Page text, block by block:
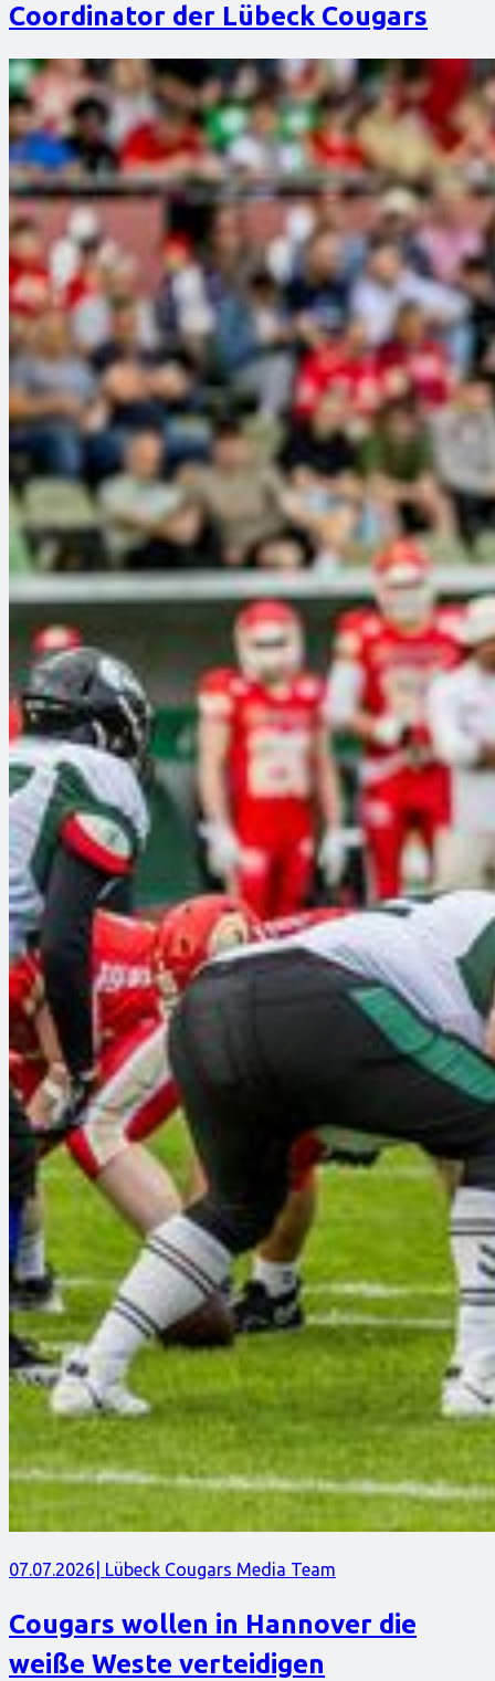
Coordinator der Lübeck Cougars
07.07.2026 | Lübeck Cougars Media Team
Cougars wollen in Hannover die
weiße Weste verteidigen